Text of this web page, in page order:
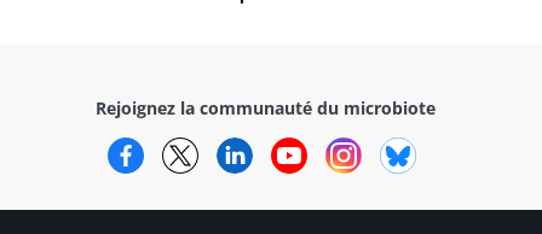
Rejoignez la communauté du microbiote
FacebookTwitterLinkedInYouTubeInstagram